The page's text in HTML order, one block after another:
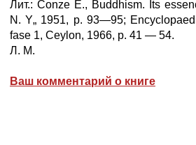
Лит.: Conze E., Buddhism. Its
N. Y„ 1951, p. 93—95;
fase 1, Ceylon, 1966, p. 41 — 54.
Л. М.
Ваш комментарий о книге